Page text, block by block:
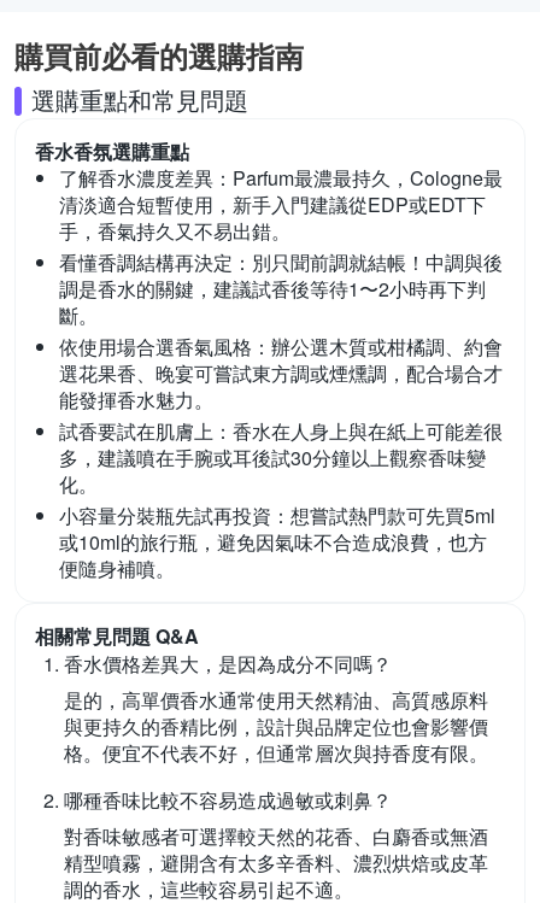
購買前必看的選購指南
選購重點和常見問題
香水香氛選購重點
了解香水濃度差異： Parfum最濃最持久，Cologne最
清淡適合短暫使用，新手入門建議從EDP或EDT下
手，香氣持久又不易出錯。
看懂香調結構再決定： 別只聞前調就結帳！中調與後
調是香水的關鍵，建議試香後等待1〜2小時再下判
斷。
依使用場合選香氣風格： 辦公選木質或柑橘調、約會
選花果香、晚宴可嘗試東方調或煙燻調，配合場合才
能發揮香水魅力。
試香要試在肌膚上： 香水在人身上與在紙上可能差很
多，建議噴在手腕或耳後試30分鐘以上觀察香味變
化。
小容量分裝瓶先試再投資： 想嘗試熱門款可先買5ml
或10ml的旅行瓶，避免因氣味不合造成浪費，也方
便隨身補噴。
相關常見問題 Q&A
香水價格差異大，是因為成分不同嗎？
是的，高單價香水通常使用天然精油、高質感原料
與更持久的香精比例，設計與品牌定位也會影響價
格。便宜不代表不好，但通常層次與持香度有限。
哪種香味比較不容易造成過敏或刺鼻？
對香味敏感者可選擇較天然的花香、白麝香或無酒
精型噴霧，避開含有太多辛香料、濃烈烘焙或皮革
調的香水，這些較容易引起不適。